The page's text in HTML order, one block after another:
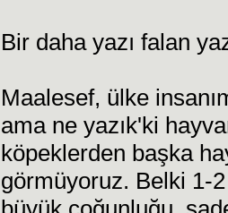
Bir daha yazı falan
Maalesef, ülke
ama ne yazık'ki
köpeklerden başka
görmüyoruz. Belki 1-